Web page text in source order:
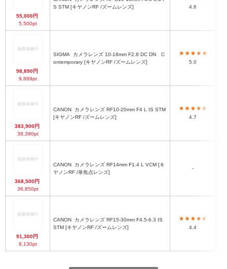
55,000円
5,500pt
S STM [キヤノンRF /ズームレンズ]
4.6
98,890円
9,889pt
SIGMA
ontemporary [キヤノンRF /ズームレンズ]
5.0
383,900円
38,390pt
CANON
[キヤノンRF /ズームレンズ]
4.7
368,500円
36,850pt
CANON
ヤノンRF /単焦点レンズ]
-
91,300円
9,130pt
CANON
STM [キヤノンRF /ズームレンズ]
4.4